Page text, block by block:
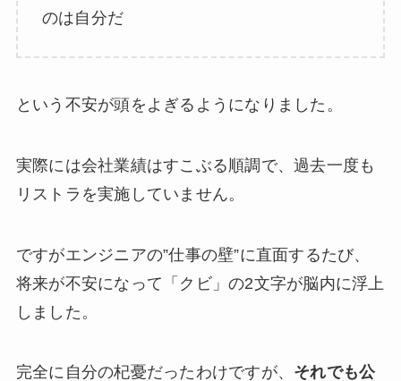
のは自分だ
という不安が頭をよぎるようになりました。
実際には会社業績はすこぶる順調で、過去一度も
リストラを実施していません。
ですがエンジニアの”仕事の壁”に直面するたび、
将来が不安になって「クビ」の2文字が脳内に浮上
しました。
完全に自分の杞憂だったわけですが、 それでも公